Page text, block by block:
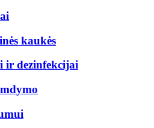
kaukės
ir dezinfekcijai